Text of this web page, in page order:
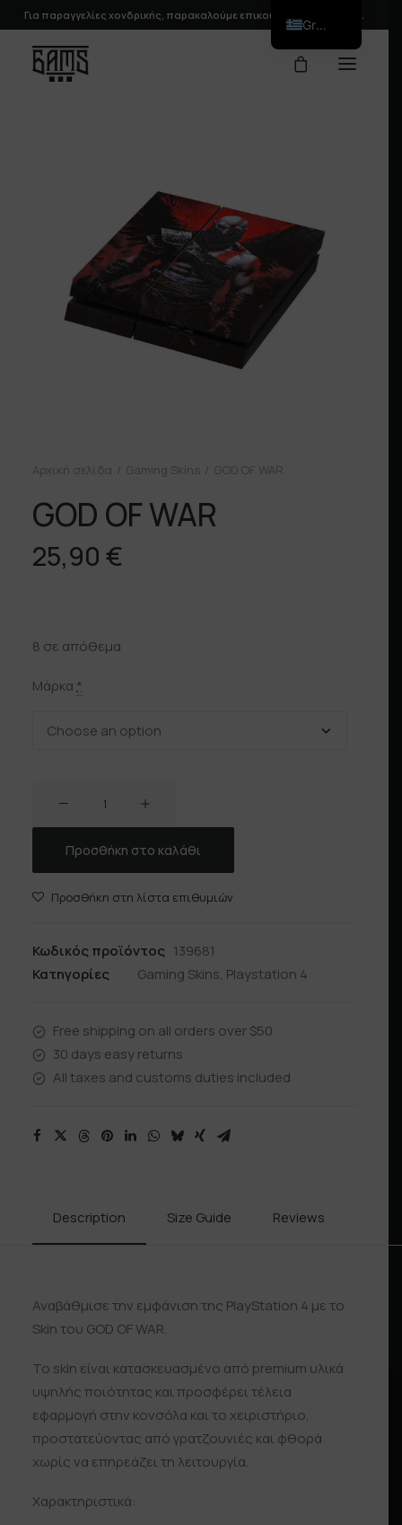
Για παραγγελίες χονδρικής, παρακαλούμε επικοινωνήστε μαζί μας.
Αρχική σελίδα Gaming Skins GOD OF WAR
GOD OF WAR
25,90 €
8 σε απόθεμα
Μάρκα *
ποσότητα
Προσθήκη στο καλάθι
Προσθήκη στη λίστα επιθυμιών
Κωδικός προϊόντος 139681
Κατηγορίες
Gaming Skins, Playstation 4
Free shipping on all orders over $50
30 days easy returns
All taxes and customs duties included
Description Size Guide Reviews
Αναβάθμισε την εμφάνιση της PlayStation 4 με το
Skin του GOD OF WAR.
Το skin είναι κατασκευασμένο από premium υλικά
υψηλής ποιότητας και προσφέρει τέλεια
εφαρμογή στην κονσόλα και το χειριστήριο,
προστατεύοντας από γρατζουνιές και φθορά
χωρίς να επηρεάζει τη λειτουργία.
Χαρακτηριστικά:
Greek